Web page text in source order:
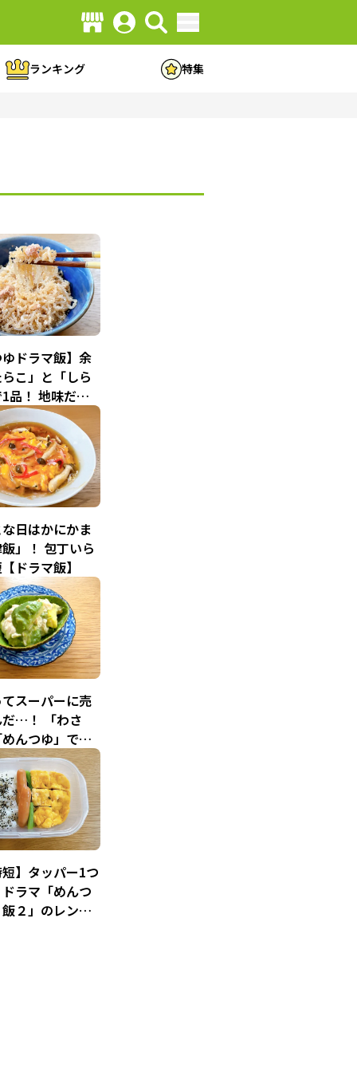
ランキング 特集
ドラマ飯】余
こ」と「しら
品！ 地味だけ
かれる「しら
日はかにかま
」！ 包丁いら
ドラマ飯】
スーパーに売
…！ 「わさ
んつゆ」で絶
湯葉【ドラマ
】タッパー1つ
ラマ「めんつ
２」のレンチ